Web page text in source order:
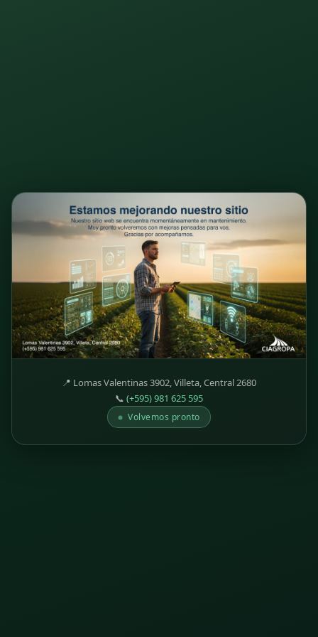
📍 Lomas Valentinas 3902, Villeta, Central 2680
📞 (+595) 981 625 595
Volvemos pronto